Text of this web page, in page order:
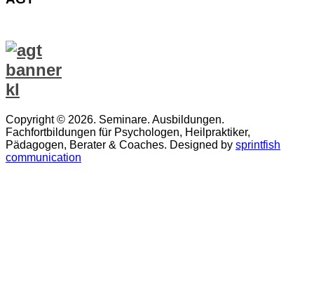
Copyright © 2026. Seminare. Ausbildungen.
Fachfortbildungen für Psychologen, Heilpraktiker,
Pädagogen, Berater & Coaches. Designed by sprintfish
communication